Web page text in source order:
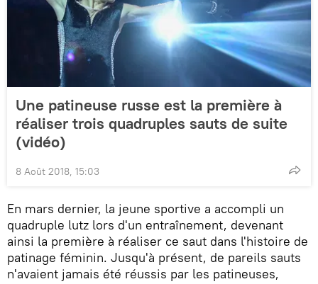
Une patineuse russe est la première à
réaliser trois quadruples sauts de suite
(vidéo)
8 Août 2018, 15:03
En mars dernier, la jeune sportive a accompli un
quadruple lutz lors d'un entraînement, devenant
ainsi la première à réaliser ce saut dans l'histoire de
patinage féminin. Jusqu'à présent, de pareils sauts
n'avaient jamais été réussis par les patineuses,